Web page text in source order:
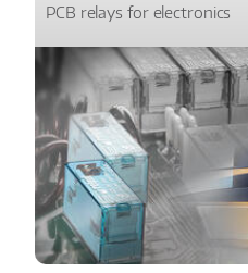
PCB relays for electronics